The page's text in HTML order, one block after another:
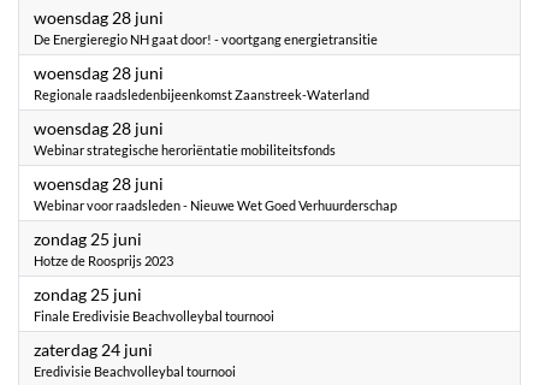
woensdag 28 juni
De Energieregio NH gaat door! - voortgang energietransitie
woensdag 28 juni
Regionale raadsledenbijeenkomst Zaanstreek-Waterland
woensdag 28 juni
Webinar strategische heroriëntatie mobiliteitsfonds
woensdag 28 juni
Webinar voor raadsleden - Nieuwe Wet Goed Verhuurderschap
zondag 25 juni
Hotze de Roosprijs 2023
zondag 25 juni
Finale Eredivisie Beachvolleybal tournooi
zaterdag 24 juni
Eredivisie Beachvolleybal tournooi